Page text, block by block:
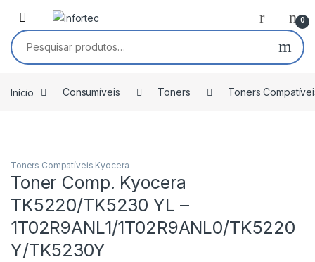
Saltar para navegação
Pular para o conteúdo
0
Pesquisar por:
Início Consumíveis Toners Toners
Toners Compatíveis Kyocera
Toner Comp. Kyocera
TK5220/TK5230 YL –
1T02R9ANL1/1T02R9ANL0/TK5220
Y/TK5230Y